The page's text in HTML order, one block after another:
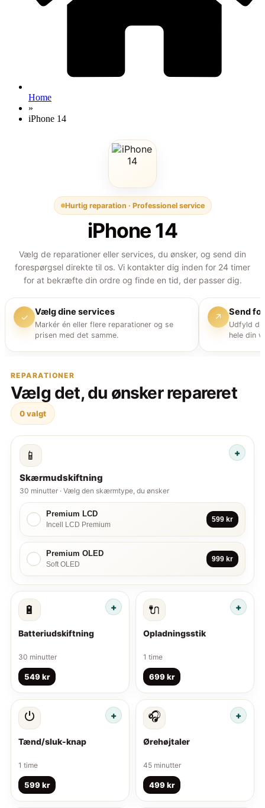
Home
»
iPhone 14
Hurtig reparation · Professionel service
iPhone 14
Vælg de reparationer eller services, du ønsker, og send din
forespørgsel direkte til os. Vi kontakter dig inden for 24 timer
for at bekræfte din ordre og finde en tid, der passer dig.
✓ Vælg dine services
Markér én eller flere reparationer og se
prisen med det samme.
↗ Send
Udfyld
hele din
REPARATIONER
Vælg det, du ønsker repareret
0valgt
📱
Skærmudskiftning
30 minutter · Vælg den skærmtype, du ønsker
Premium LCD
Incell LCD Premium
599 kr
Premium OLED
Soft OLED
999 kr
🔋
Batteriudskiftning
30 minutter
549 kr
🔌
Opladningsstik
1 time
699 kr
⏻
Tænd/sluk-knap
1 time
599 kr
🎧
Ørehøjtaler
45 minutter
499 kr